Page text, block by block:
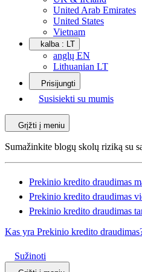
United Arab Emirates
United States
Vietnam
kalba : LT
anglų EN
Lithuanian LT
Prisijungti
Susisiekti su mumis
Grįžti į meniu
Sumažinkite blogų skolų riziką su
Prekinio kredito draudimas
Prekinio kredito draudimas
Prekinio kredito draudimas
Kas yra Prekinio kredito
Sužinoti